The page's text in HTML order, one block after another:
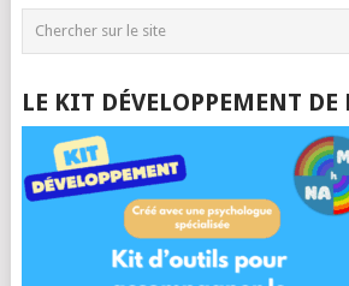
LE KIT DÉVELOPPEMENT DE